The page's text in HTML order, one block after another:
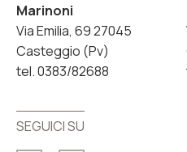
Marinoni
Via Emilia, 69 27045
Casteggio (Pv)
tel. 0383/82688
SEGUICI SU